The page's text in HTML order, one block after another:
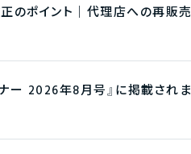
正のポイント｜代理店への再販売
ー 2026年8月号』に掲載されま